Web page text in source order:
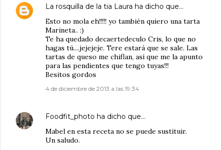
La rosquilla de la tia Laura ha dicho que…
Esto no mola eh!!!!! yo también quiero una tarta
Marineta.. :)
Te ha quedado decaertedeculo Cris, lo que no
hagas tú....jejejeje. Tere estará que se sale. Las
tartas de queso me chiflan, así que me la apunto
para las pendientes que tengo tuyas!!!
Besitos gordos
4 de diciembre de 2013 a las 19:34
Foodfit_photo ha dicho que…
Mabel en esta receta no se puede sustituir.
Un saludo.